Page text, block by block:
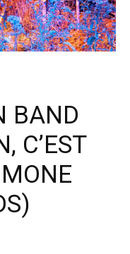
BAND
C’EST